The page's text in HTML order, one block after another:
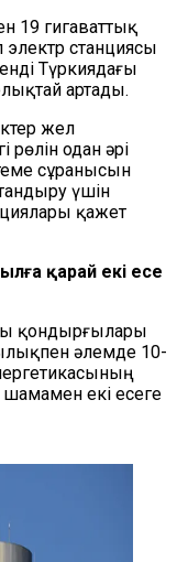
19 гигаваттық
станциясы
Түркиядағы
артады.
жел
рөлін одан әрі
сұранысын
үшін
қажет
қарай екі есе
қондырғылары
әлемде 10-
екі есеге